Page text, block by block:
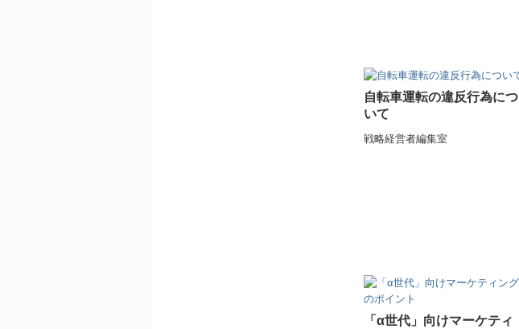
自転車運転の違反行為につ
いて
戦略経営者編集室
「α世代」向けマーケティ